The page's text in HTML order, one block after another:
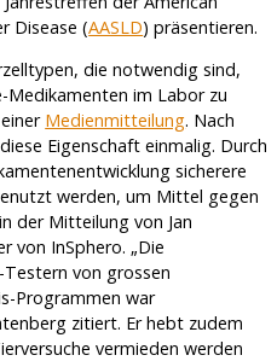
Disease (AASLD) präsentieren.
die notwendig sind,
Medikamenten im Labor zu
Medienmitteilung. Nach
Eigenschaft einmalig. Durch
sicherere
werden, um Mittel gegen
der Mitteilung von Jan
von InSphero. „Die
von grossen
Programmen war
zitiert. Er hebt zudem
vermieden werden